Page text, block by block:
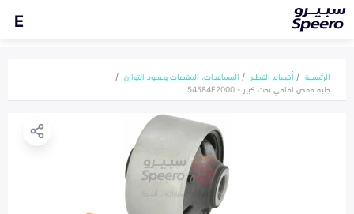
E
الرئيسية أقسام القطع
المساعدات، المقصات وعمود التوازن
جلبة مقص امامي تحت كبير - 54584F2000